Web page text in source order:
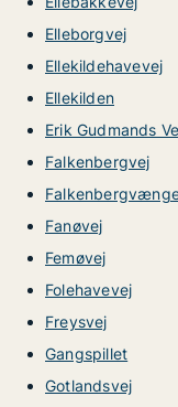
Elleborgvej
Ellekildehavevej
Ellekilden
Erik Gudmands
Falkenbergvej
Fanøvej
Femøvej
Folehavevej
Freysvej
Gangspillet
Gotlandsvej